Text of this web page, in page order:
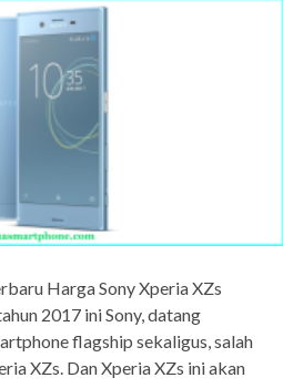
Harga Sony Xperia XZs
2017 ini Sony, datang
flagship sekaligus, salah
XZs. Dan Xperia XZs ini akan